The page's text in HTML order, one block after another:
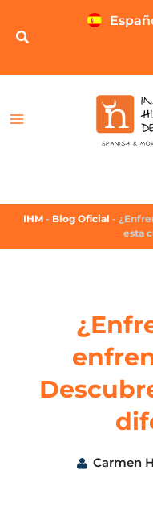
IHM - Blog Oficial -
esta
Carmen